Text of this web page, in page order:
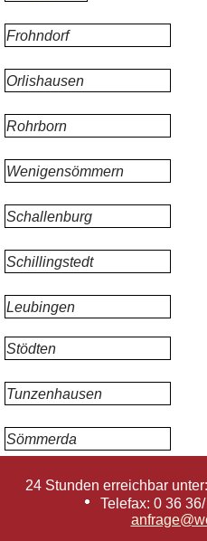
Frohndorf
Orlishausen
Rohrborn
Wenigensömmern
Schallenburg
Schillingstedt
Leubingen
Stödten
Tunzenhausen
Sömmerda
24 Stunden erreichbar
Telefax: 0 36